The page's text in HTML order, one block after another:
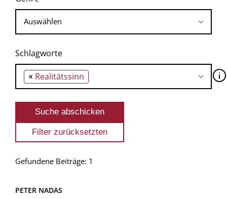
Schlagworte
× Realitätssinn 🛈
Gefundene Beiträge: 1
PETER NADAS